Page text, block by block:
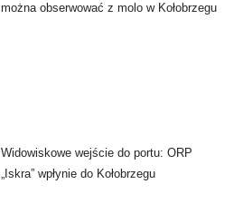
można obserwować z molo w Kołobrzegu
Widowiskowe wejście do portu: ORP
„Iskra” wpłynie do Kołobrzegu